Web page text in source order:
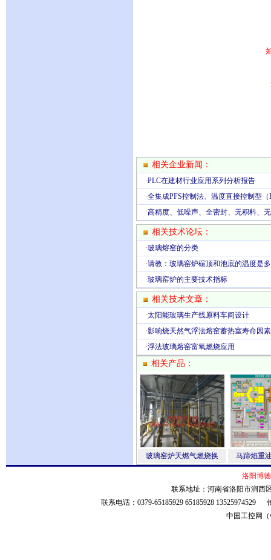
相关企业新闻：
·PLC在建材行业应用系列分析报告
·全集成PFS控制法、温度直接控制型
·高精度、低噪声、全密封、无积料、
相关技术论坛：
·玻璃熔窑的分类
·请教：玻璃窑炉碹顶和池底的温度是
·玻璃窑炉的主要技术指标
相关技术文章：
·太阳能玻璃生产线原料车间设计
·影响烧天然气浮法熔窑蓄热室寿命因
·浮法玻璃熔窑富氧燃烧应用
相关产品：
玻璃窑炉天燃气燃烧换 马蹄焰重
洛阳博
联系地址：河南省洛阳市涧西
联系电话：0379-65185929 65185928
中国工控网（